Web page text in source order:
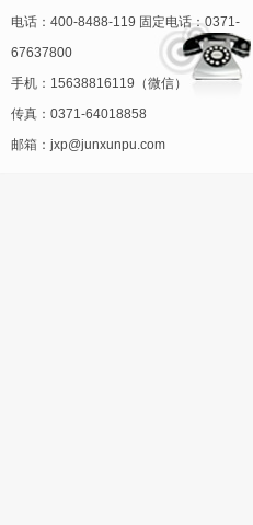
电话：400-8488-119 固定电话：0371-
67637800
手机：15638816119（微信）
传真：0371-64018858
邮箱：jxp@junxunpu.com